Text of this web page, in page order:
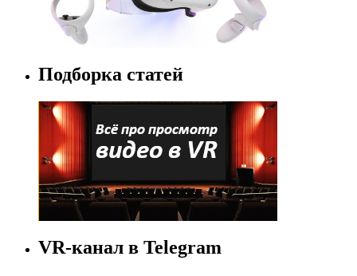
Подборка статей
VR-канал в Telegram